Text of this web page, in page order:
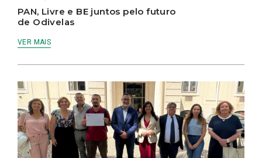
PAN, Livre e BE juntos pelo futuro
de Odivelas
VER MAIS